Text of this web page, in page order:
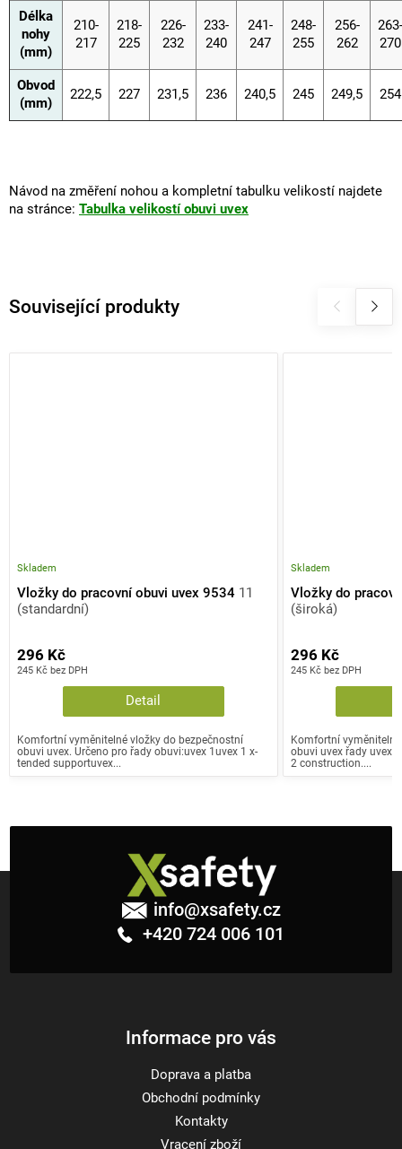
Související produkty
Vložky do pracovní obuvi uvex 9534 11
(standardní)
Skladem
245 Kč bez DPH
296 Kč
Detail
Komfortní vyměnitelné vložky do bezpečnostní
obuvi uvex. Určeno pro řady obuvi:uvex 1uvex 1 x-
tended supportuvex...
Vložky do
(široká)
Skladem
245 Kč bez DPH
296 Kč
Komfortní
obuvi uvex řady uvex
2 construction....
Délka
nohy
(mm)
210-
217
218-
225
226-
232
233-
240
241-
247
248-
255
256-
262
263-
270
Obvod
(mm)
222,5 227 231,5 236 240,5 245 249,5 254
Návod na změření nohou a kompletní tabulku velikostí najdete
na stránce: Tabulka velikostí obuvi uvex
info@xsafety.cz
+420 724 006 101
Informace pro vás
Doprava a platba
Obchodní podmínky
Kontakty
Vracení zboží